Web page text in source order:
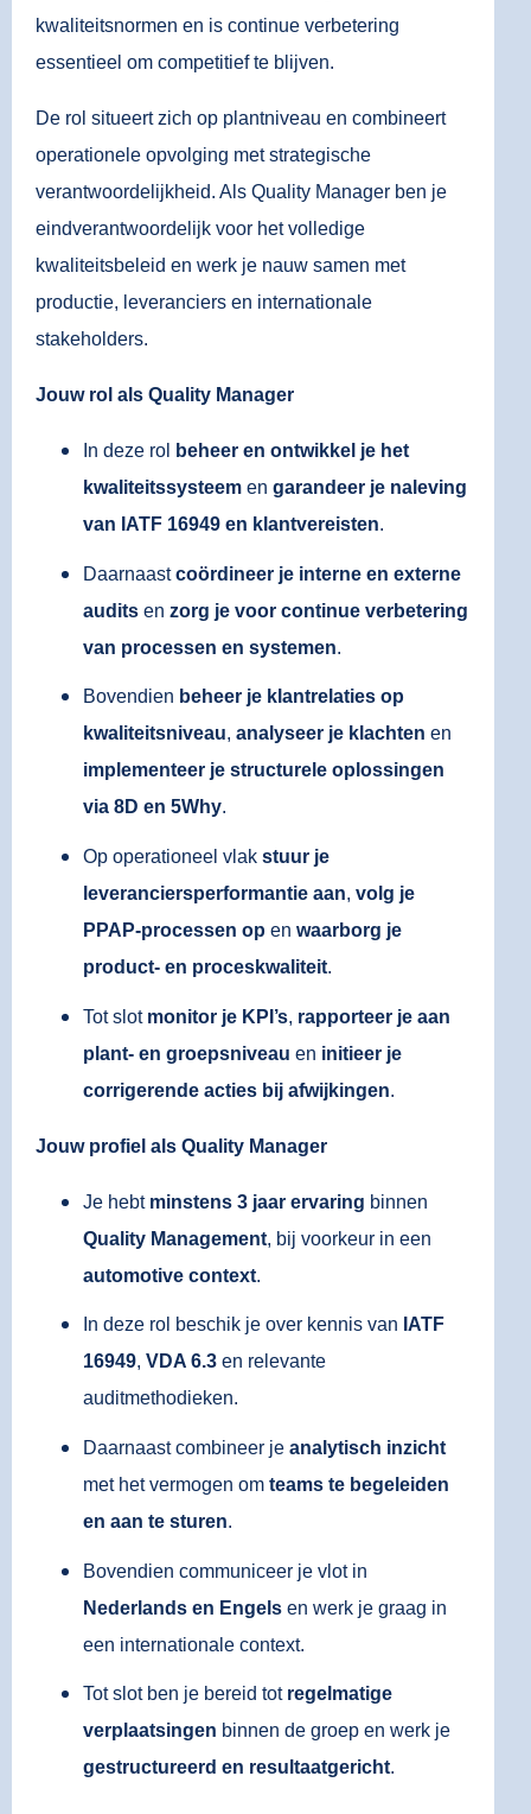
kwaliteitsnormen en is continue verbetering
essentieel om competitief te blijven.
De rol situeert zich op plantniveau en combineert
operationele opvolging met strategische
verantwoordelijkheid. Als Quality Manager ben je
eindverantwoordelijk voor het volledige
kwaliteitsbeleid en werk je nauw samen met
productie, leveranciers en internationale
stakeholders.
Jouw rol als Quality Manager
In deze rol
beheer en ontwikkel je het
kwaliteitssysteem en garandeer je naleving
van IATF 16949 en klantvereisten.
Daarnaastcoördineer je interne en externe
audits en zorg je voor continue verbetering
van processen en systemen.
Bovendien beheer je klantrelaties op
kwaliteitsniveau, analyseer je klachten en
implementeer je structurele oplossingen
via 8D en 5Why.
Op operationeel vlak stuur je
leveranciersperformantie aan, volg je
PPAP-processen op en waarborg je
product- en proceskwaliteit.
Tot slot monitor je KPI’s, rapporteer je aan
plant- en groepsniveau en initieer je
corrigerende acties bij afwijkingen.
Jouw profiel als Quality Manager
Je hebt minstens 3 jaar ervaring binnen
Quality Management, bij voorkeur in een
automotive context.
In deze rol beschik je over kennis van IATF
16949, VDA 6.3 en relevante
auditmethodieken.
Daarnaast combineer je analytisch inzicht
met het vermogen om teams te begeleiden
en aan te sturen.
Bovendien communiceer je vlot in
Nederlands en Engels en werk je graag in
een internationale context.
Tot slot ben je bereid tot regelmatige
verplaatsingen binnen de groep en werk je
gestructureerd en resultaatgericht.